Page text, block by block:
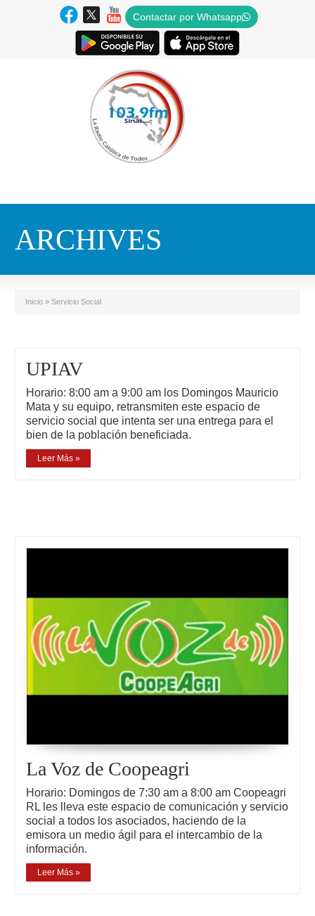
Contactar por Whatsapp
ARCHIVES
Inicio » Servicio Social
UPIAV
Horario: 8:00 am a 9:00 am los Domingos Mauricio
Mata y su equipo, retransmiten este espacio de
servicio social que intenta ser una entrega para el
bien de la población beneficiada.
Leer Más »
La Voz de Coopeagri
Horario: Domingos de 7:30 am a 8:00 am Coopeagri
RL les lleva este espacio de comunicación y servicio
social a todos los asociados, haciendo de la
emisora un medio ágil para el intercambio de la
información.
Leer Más »